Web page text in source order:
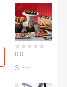
0 0
$ ---